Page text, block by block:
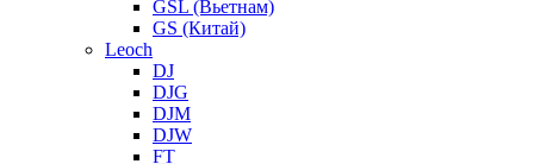
GSL (Вьетнам)
GS (Китай)
Leoch
DJ
DJG
DJM
DJW
FT